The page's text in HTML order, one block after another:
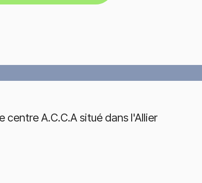
centre A.C.C.A situé dans l'Allier